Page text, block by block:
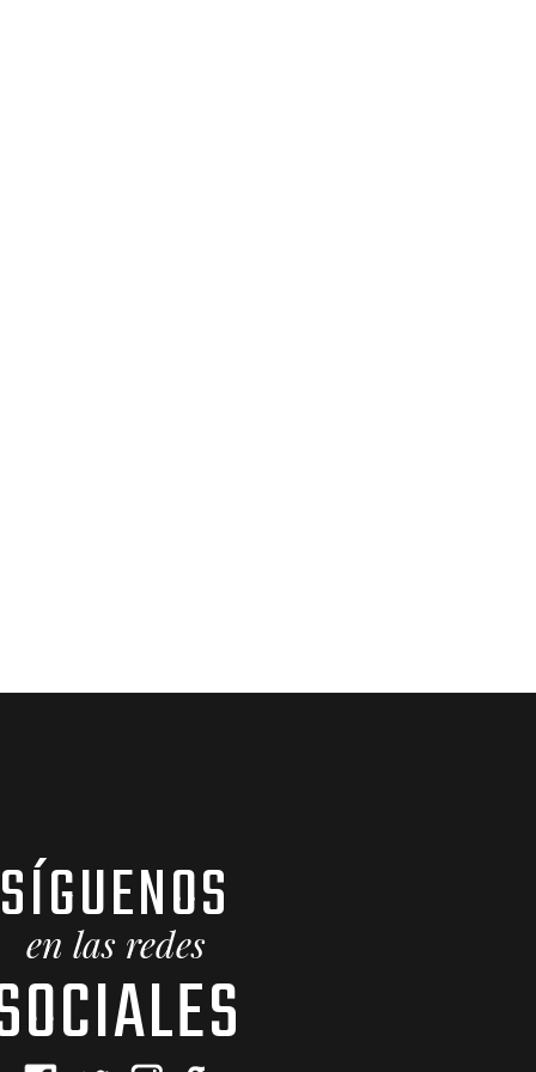
SÍGUENOS
en las redes